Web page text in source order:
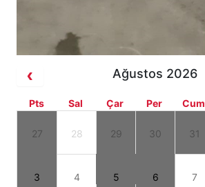
Ağustos 2026
Pts Sal Çar Per Cum
27 28 29 30 31
3 4 5 6 7